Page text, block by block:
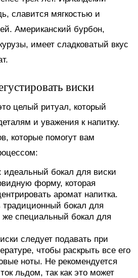
славится мягкостью и
Американский бурбон,
имеет сладковатый вкус
виски
целый ритуал, который
и уважения к напитку.
которые помогут вам
идеальный бокал для виски
форму, которая
аромат напитка.
бокал для
же специальный бокал для
следует подавать при
чтобы раскрыть все его
ноты. Не рекомендуется
льдом, так как это может